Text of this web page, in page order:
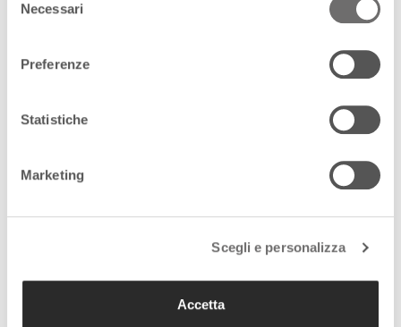
delNecessari
Preferenze
Statistiche
Marketing
Scegli e personalizza
Accetta
riciclaggio per questa tipologia di rifiuto è del
Vetro, plastica e lattine
Vetro, plastica e metallo
Oltre il50%di questi rifiuti sono stati conferiti dalla
. Più della media nazionale, che si